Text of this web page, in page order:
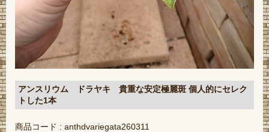
アンスリウム ドラヤキ 貴重な安定極麗斑 個人的にセレク
トした1本
商品コード : anthdvariegata260311